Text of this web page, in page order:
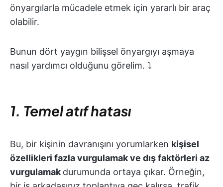
önyargılarla mücadele etmek için yararlı bir araç
olabilir.
Bunun dört yaygın bilişsel önyargıyı aşmaya
nasıl yardımcı olduğunu görelim. ⤵️
1. Temel atıf hatası
Bu, bir kişinin davranışını yorumlarken kişisel
özellikleri fazla vurgulamak ve dış faktörleri az
vurgulamak durumunda ortaya çıkar. Örneğin,